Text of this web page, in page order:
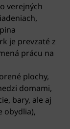
verejných
je prevzaté z
prácu na
plochy,
domami,
bary, ale aj
obydlia),